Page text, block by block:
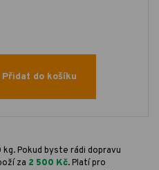
Přidat do košíku
Pokud byste rádi dopravu
za 2 500 Kč. Platí pro